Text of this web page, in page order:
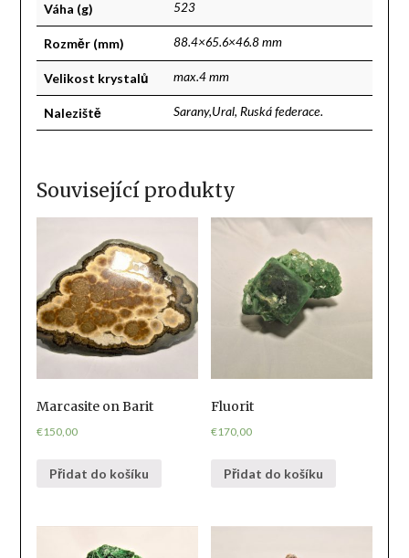
Váha (g) 523
Rozměr (mm) 88.4×65.6×46.8 mm
Velikost krystalů max.4 mm
Naleziště Sarany,Ural, Ruská federace.
Související produkty
Marcasite on Barit
€150,00
Přidat do košíku
Fluorit
€170,00
Přidat do košíku